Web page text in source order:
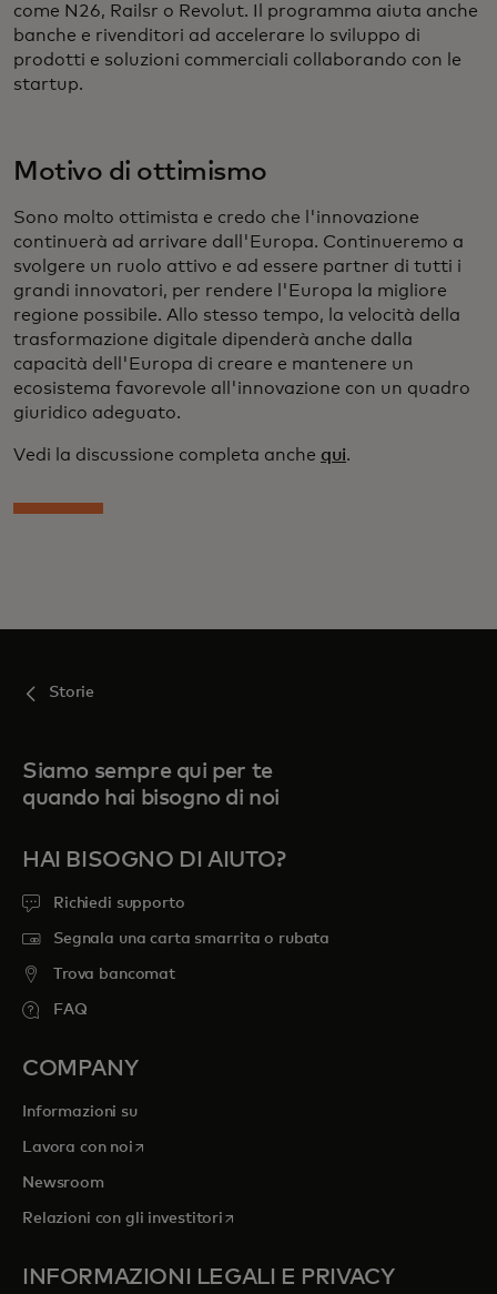
come N26, Railsr o Revolut. Il programma aiuta anche
banche e rivenditori ad accelerare lo sviluppo di
prodotti e soluzioni commerciali collaborando con le
startup.
Motivo di ottimismo
Sono molto ottimista e credo che l'innovazione
continuerà ad arrivare dall'Europa. Continueremo a
svolgere un ruolo attivo e ad essere partner di tutti i
grandi innovatori, per rendere l'Europa la migliore
regione possibile. Allo stesso tempo, la velocità della
trasformazione digitale dipenderà anche dalla
capacità dell'Europa di creare e mantenere un
ecosistema favorevole all'innovazione con un quadro
giuridico adeguato.
Vedi la discussione completa anche qui.
Storie
Siamo sempre qui per te
quando hai bisogno di noi
HAI BISOGNO DI AIUTO?
Richiedi supporto
Segnala una carta smarrita o rubata
Trova bancomat
FAQ
COMPANY
Informazioni su
Lavora con noi si apre in una nuova scheda
Newsroom
Relazioni con gli investitorisi apre in una nuova scheda
INFORMAZIONI LEGALI E PRIVACY